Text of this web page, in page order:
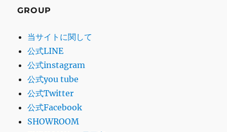
GROUP
当サイトに関して
公式LINE
公式instagram
公式you tube
公式Twitter
公式Facebook
SHOWROOM